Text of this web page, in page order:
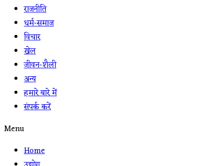
राजनीति
धर्म-समाज
विचार
खेल
जीवन-शैली
अन्य
हमारे बारे में
संपर्क करें
Menu
Home